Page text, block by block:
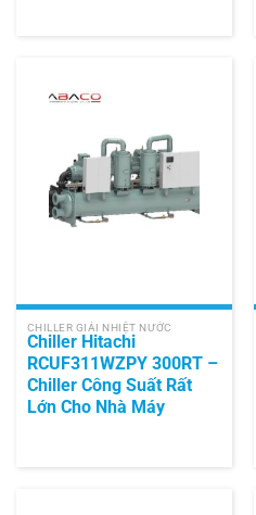
CHILLER GIẢI NHIỆT NƯỚC
Chiller Hitachi
RCUF311WZPY 300RT –
Chiller Công Suất Rất
Lớn Cho Nhà Máy